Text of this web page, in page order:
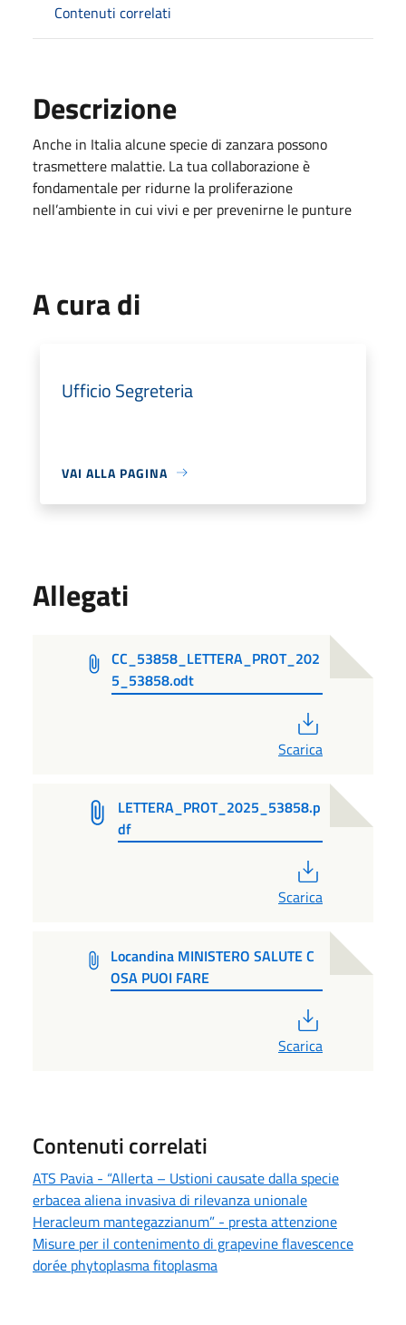
Contenuti correlati
Descrizione
Anche in Italia alcune specie di zanzara possono
trasmettere malattie. La tua collaborazione è
fondamentale per ridurne la proliferazione
nell’ambiente in cui vivi e per prevenirne le punture
A cura di
Ufficio Segreteria
VAI ALLA PAGINA
Allegati
CC_53858_LETTERA_PROT_202
5_53858.odt
Scarica
LETTERA_PROT_2025_53858.p
df
Scarica
Locandina MINISTERO SALUTE C
OSA PUOI FARE
Scarica
Contenuti correlati
ATS Pavia - “Allerta – Ustioni causate dalla specie
erbacea aliena invasiva di rilevanza unionale
Heracleum mantegazzianum” - presta attenzione
Misure per il contenimento di grapevine flavescence
dorée phytoplasma fitoplasma